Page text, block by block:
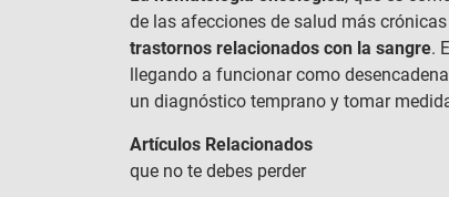
de las afecciones de salud más
trastornos relacionados con la sangre.
llegando a funcionar como
un diagnóstico temprano y tomar
Artículos Relacionados
que no te debes perder